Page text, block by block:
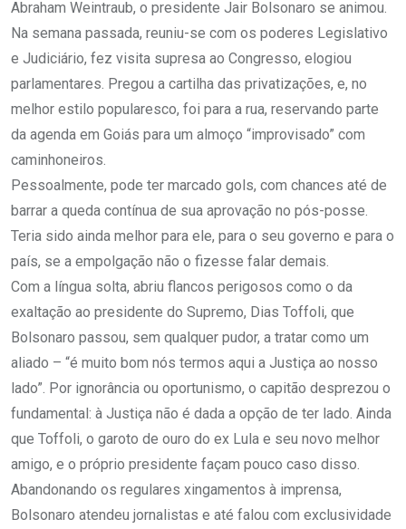
Abraham Weintraub, o presidente Jair Bolsonaro se animou.
Na semana passada, reuniu-se com os poderes Legislativo
e Judiciário, fez visita supresa ao Congresso, elogiou
parlamentares. Pregou a cartilha das privatizações, e, no
melhor estilo popularesco, foi para a rua, reservando parte
da agenda em Goiás para um almoço “improvisado” com
caminhoneiros.
Pessoalmente, pode ter marcado gols, com chances até de
barrar a queda contínua de sua aprovação no pós-posse.
Teria sido ainda melhor para ele, para o seu governo e para o
país, se a empolgação não o fizesse falar demais.
Com a língua solta, abriu flancos perigosos como o da
exaltação ao presidente do Supremo, Dias Toffoli, que
Bolsonaro passou, sem qualquer pudor, a tratar como um
aliado – “é muito bom nós termos aqui a Justiça ao nosso
lado”. Por ignorância ou oportunismo, o capitão desprezou o
fundamental: à Justiça não é dada a opção de ter lado. Ainda
que Toffoli, o garoto de ouro do ex Lula e seu novo melhor
amigo, e o próprio presidente façam pouco caso disso.
Abandonando os regulares xingamentos à imprensa,
Bolsonaro atendeu jornalistas e até falou com exclusividade